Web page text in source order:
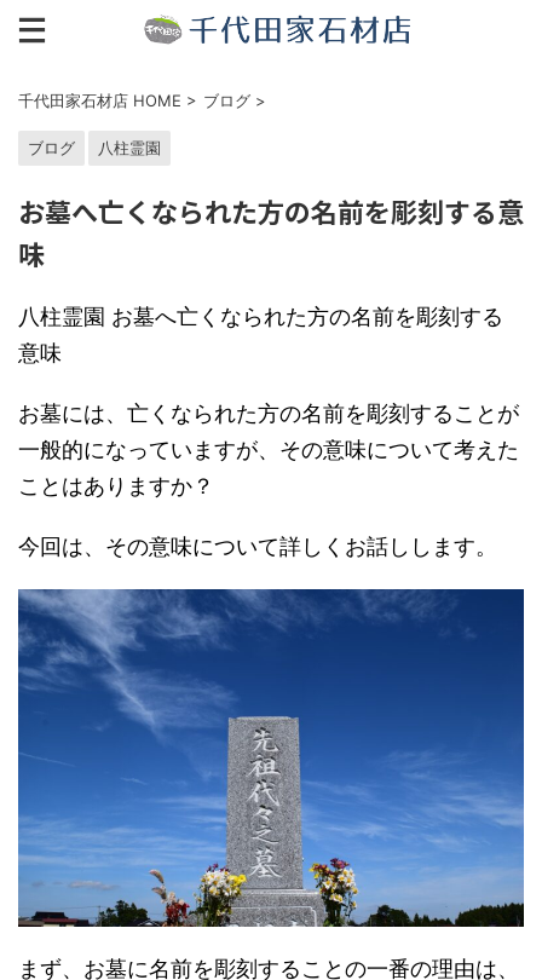
千代田家石材店 HOME > ブログ >
ブログ 八柱霊園
お墓へ亡くなられた方の名前を彫刻する意
味
八柱霊園 お墓へ亡くなられた方の名前を彫刻する
意味
お墓には、亡くなられた方の名前を彫刻することが
一般的になっていますが、その意味について考えた
ことはありますか？
今回は、その意味について詳しくお話しします。
まず、お墓に名前を彫刻することの一番の理由は、